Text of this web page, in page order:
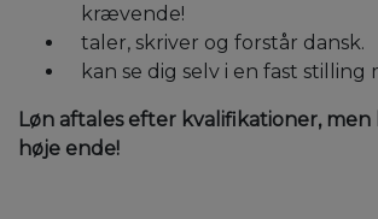
krævende!
taler, skriver og forstår dansk.
kan se dig selv i en fast stilling
Løn aftales efter kvalifikationer, men
høje ende!